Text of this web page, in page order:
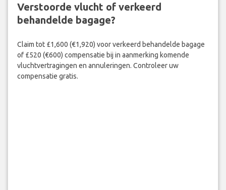
Verstoorde vlucht of verkeerd
behandelde bagage?
Claim tot £1,600 (€1,920) voor verkeerd behandelde bagage
of £520 (€600) compensatie bij in aanmerking komende
vluchtvertragingen en annuleringen. Controleer uw
compensatie gratis.